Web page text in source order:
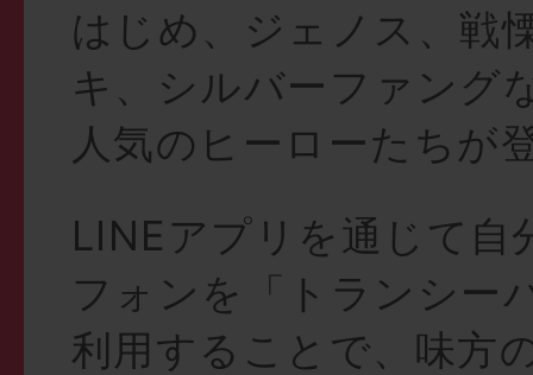
はじめ、ジェノス、戦
キ、シルバーファング
人気のヒーローたちが
LINEアプリを通じて自
フォンを「トランシー
利用することで、味方